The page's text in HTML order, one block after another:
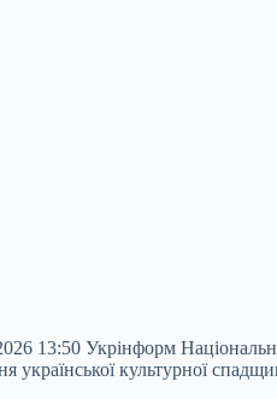
13:50 Укрінформ
культурної